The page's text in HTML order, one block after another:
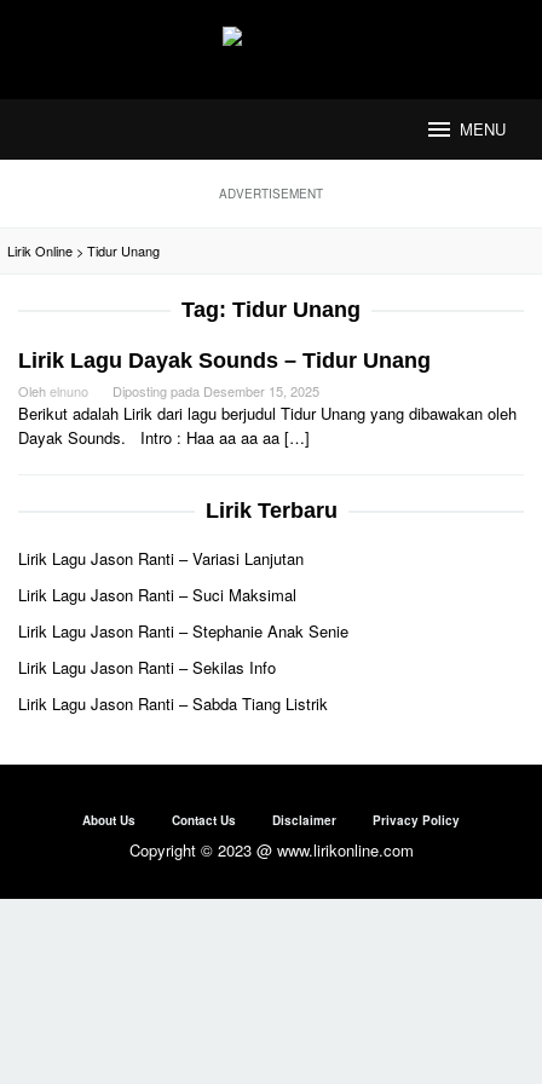
MENU
ADVERTISEMENT
Lirik Online > Tidur Unang
Tag: Tidur Unang
Lirik Lagu Dayak Sounds – Tidur Unang
Olehelnuno Diposting pada Desember 15, 2025
Berikut adalah Lirik dari lagu berjudul Tidur Unang yang dibawakan oleh
Dayak Sounds. Intro : Haa aa aa aa […]
Lirik Terbaru
Lirik Lagu Jason Ranti – Variasi Lanjutan
Lirik Lagu Jason Ranti – Suci Maksimal
Lirik Lagu Jason Ranti – Stephanie Anak Senie
Lirik Lagu Jason Ranti – Sekilas Info
Lirik Lagu Jason Ranti – Sabda Tiang Listrik
About Us Contact Us Disclaimer Privacy Policy
Copyright © 2023 @ www.lirikonline.com